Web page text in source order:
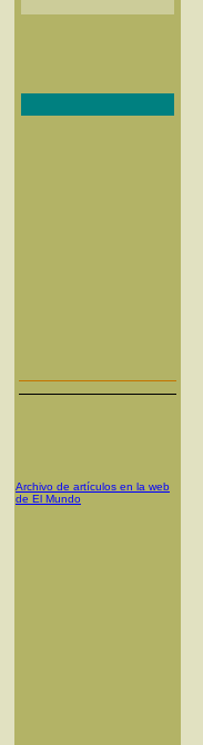
Archivo de artículos en la web
de El Mundo